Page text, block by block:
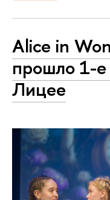
Alice in
прошло 1-е
Лицее